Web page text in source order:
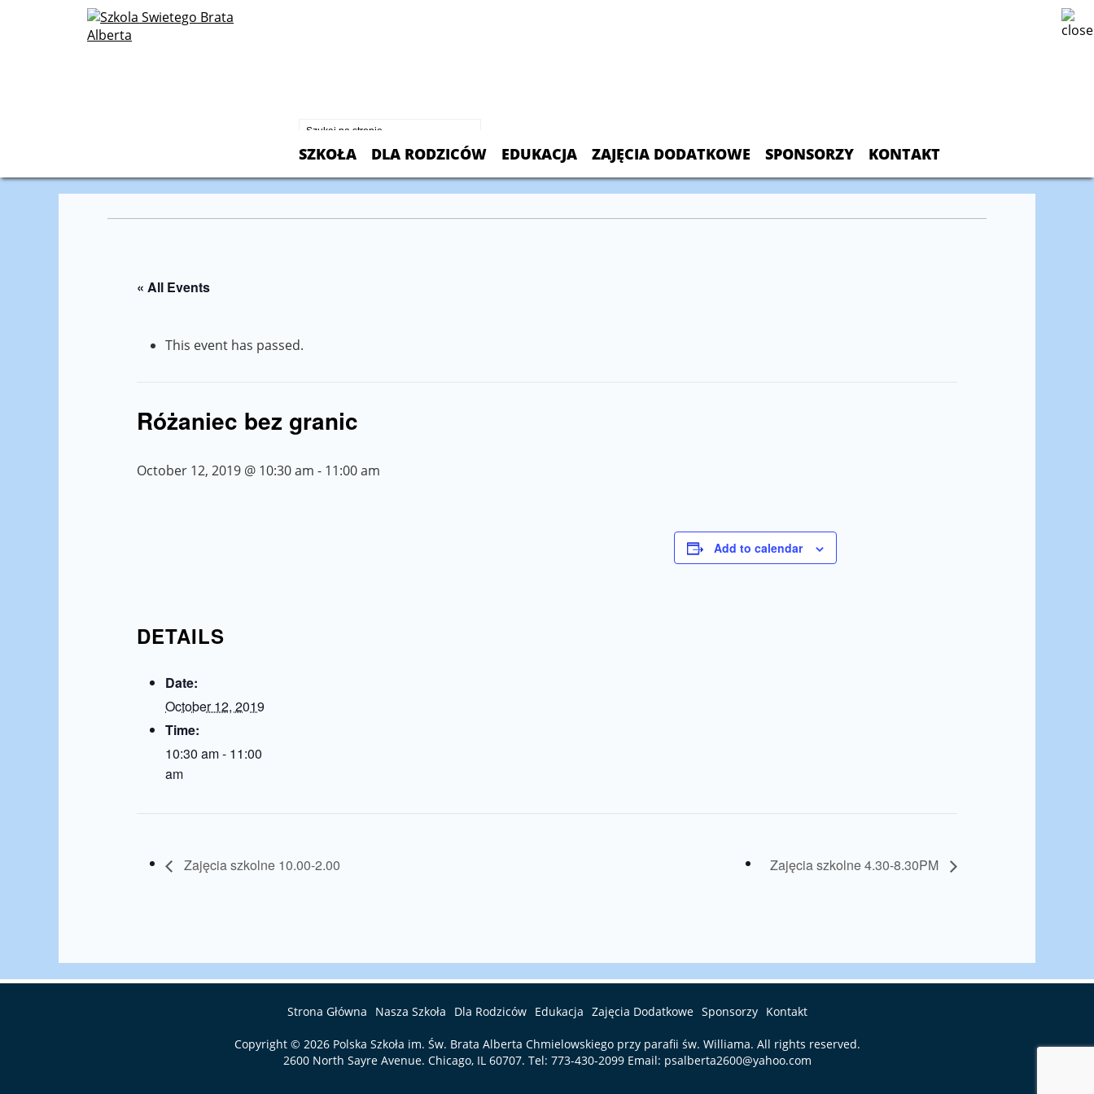
SZKOŁA DLA RODZICÓW EDUKACJA ZAJĘCIA DODATKOWE SPONSORZY KONTAKT
« All Events
This event has passed.
Różaniec bez granic
October 12, 2019 @ 10:30 am - 11:00 am
Add to calendar
DETAILS
Date:
October 12, 2019
Time:
10:30 am - 11:00
am
Zajęcia szkolne 10.00-2.00 Zajęcia szkolne 4.30-8.30PM
Strona Główna Nasza Szkoła Dla Rodziców Edukacja Zajęcia Dodatkowe Sponsorzy Kontakt
Copyright © 2026 Polska Szkoła im. Św. Brata Alberta Chmielowskiego przy parafii św. Williama. All rights reserved.
2600 North Sayre Avenue. Chicago, IL 60707. Tel: 773-430-2099Email: psalberta2600@yahoo.com